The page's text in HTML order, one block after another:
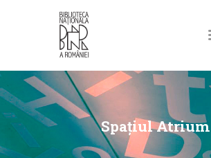
Spațiul Atrium
DESPRE NOI
PERMISUL MEU DE
BIBLIOTECĂ